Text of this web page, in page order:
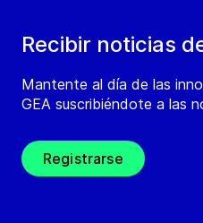
Recibir noticias
Mantente al día de las
GEA suscribiéndote a las
Registrarse